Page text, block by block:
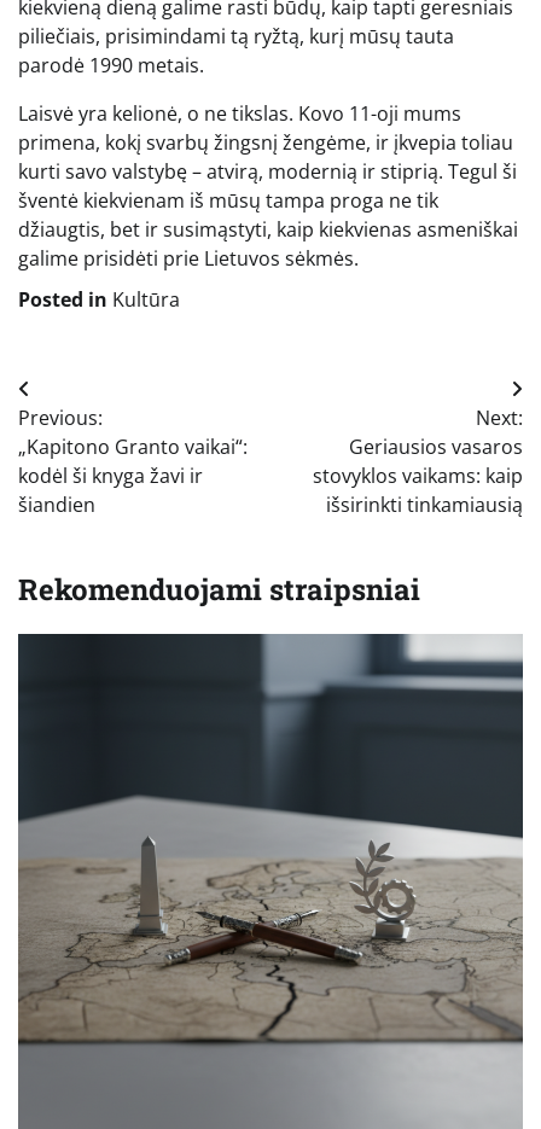
kiekvieną dieną galime rasti būdų, kaip tapti geresniais
piliečiais, prisimindami tą ryžtą, kurį mūsų tauta
parodė 1990 metais.
Laisvė yra kelionė, o ne tikslas. Kovo 11-oji mums
primena, kokį svarbų žingsnį žengėme, ir įkvepia toliau
kurti savo valstybę – atvirą, modernią ir stiprią. Tegul ši
šventė kiekvienam iš mūsų tampa proga ne tik
džiaugtis, bet ir susimąstyti, kaip kiekvienas asmeniškai
galime prisidėti prie Lietuvos sėkmės.
Posted in Kultūra
Navigacija
tarp
įrašų
Previous:
„Kapitono Granto vaikai“:
kodėl ši knyga žavi ir
šiandien
Next:
Geriausios vasaros
stovyklos vaikams: kaip
išsirinkti tinkamiausią
Rekomenduojami straipsniai